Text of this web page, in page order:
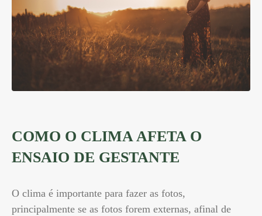
COMO O CLIMA AFETA O
ENSAIO DE GESTANTE
O clima é importante para fazer as fotos,
principalmente se as fotos forem externas, afinal de